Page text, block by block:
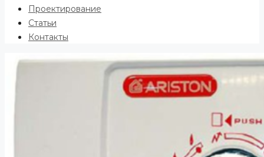
Проектирование
Статьи
Контакты